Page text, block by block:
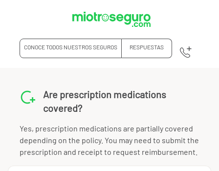
CONOCE TODOS NUESTROS SEGUROS RESPUESTAS
Are prescription medications
covered?
Yes, prescription medications are partially covered
depending on the policy. You may need to submit the
prescription and receipt to request reimbursement.